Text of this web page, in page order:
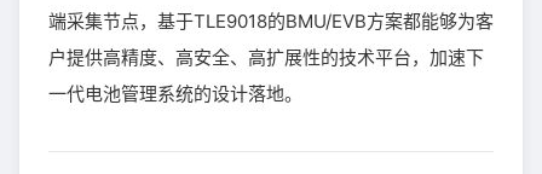
端采集节点，基于TLE9018的BMU/EVB方案都能够为客
户提供高精度、高安全、高扩展性的技术平台，加速下
一代电池管理系统的设计落地。